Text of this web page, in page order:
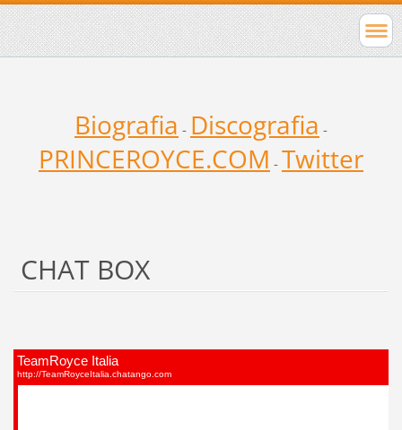
Biografia - Discografia -
PRINCEROYCE.COM - Twitter
CHAT BOX